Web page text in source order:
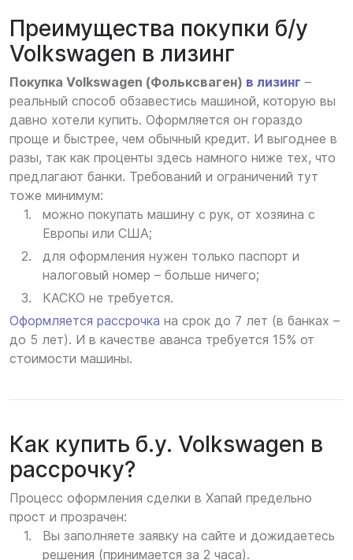
Преимущества покупки б/у
Volkswagen в лизинг
Покупка Volkswagen (Фольксваген) в лизинг –
реальный способ обзавестись машиной, которую вы
давно хотели купить. Оформляется он гораздо
проще и быстрее, чем обычный кредит. И выгоднее в
разы, так как проценты здесь намного ниже тех, что
предлагают банки. Требований и ограничений тут
тоже минимум:
можно покупать машину с рук, от хозяина с
Европы или США;
для оформления нужен только паспорт и
налоговый номер – больше ничего;
КАСКО не требуется.
Оформляется рассрочка на срок до 7 лет (в банках –
до 5 лет). И в качестве аванса требуется 15% от
стоимости машины.
Как купить б.у. Volkswagen в
рассрочку?
Процесс оформления сделки в Хапай предельно
прост и прозрачен:
Вы заполняете заявку на сайте и дожидаетесь
решения (принимается за 2 часа).